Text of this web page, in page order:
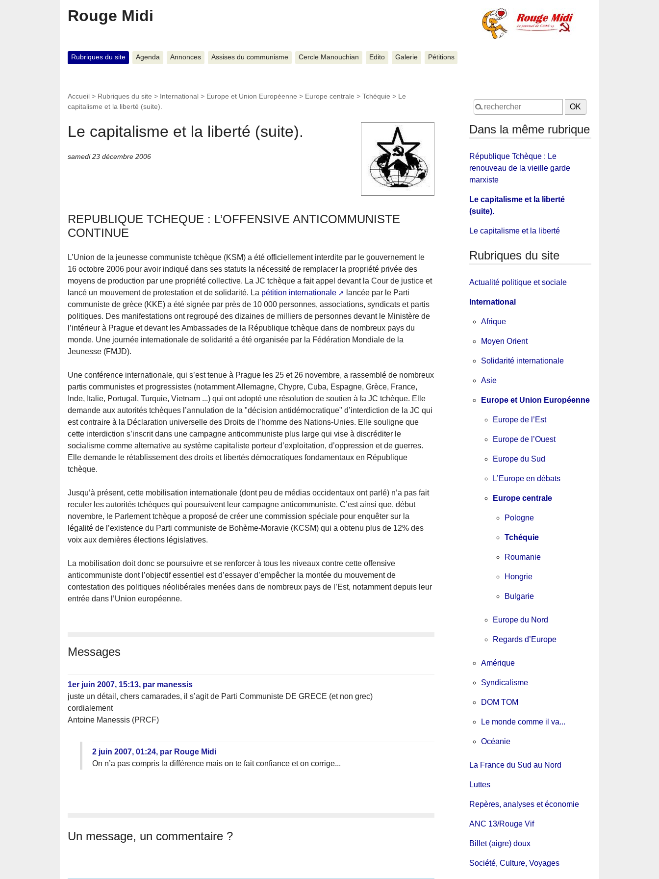
Rouge Midi
Rubriques du site Agenda Annonces Assises du communisme Cercle Manouchian Edito Galerie Pétitions
Accueil > Rubriques du site > International > Europe et Union Européenne > Europe centrale > Tchéquie > Le
capitalisme et la liberté (suite).
Le capitalisme et la liberté (suite).
samedi 23 décembre 2006
REPUBLIQUE TCHEQUE : L’OFFENSIVE ANTICOMMUNISTE
CONTINUE
L’Union de la jeunesse communiste tchèque (KSM) a été officiellement interdite par le gouvernement le
16 octobre 2006 pour avoir indiqué dans ses statuts la nécessité de remplacer la propriété privée des
moyens de production par une propriété collective. La JC tchèque a fait appel devant la Cour de justice et
lancé un mouvement de protestation et de solidarité. La pétition internationale
lancée par le Parti
communiste de grèce (KKE) a été signée par près de 10 000 personnes, associations, syndicats et partis
politiques. Des manifestations ont regroupé des dizaines de milliers de personnes devant le Ministère de
l’intérieur à Prague et devant les Ambassades de la République tchèque dans de nombreux pays du
monde. Une journée internationale de solidarité a été organisée par la Fédération Mondiale de la
Jeunesse (FMJD).
Une conférence internationale, qui s’est tenue à Prague les 25 et 26 novembre, a rassemblé de nombreux
partis communistes et progressistes (notamment Allemagne, Chypre, Cuba, Espagne, Grèce, France,
Inde, Italie, Portugal, Turquie, Vietnam ...) qui ont adopté une résolution de soutien à la JC tchèque. Elle
demande aux autorités tchèques l’annulation de la "décision antidémocratique" d’interdiction de la JC qui
est contraire à la Déclaration universelle des Droits de l’homme des Nations-Unies. Elle souligne que
cette interdiction s’inscrit dans une campagne anticommuniste plus large qui vise à discréditer le
socialisme comme alternative au système capitaliste porteur d’exploitation, d’oppression et de guerres.
Elle demande le rétablissement des droits et libertés démocratiques fondamentaux en République
tchèque.
Jusqu’à présent, cette mobilisation internationale (dont peu de médias occidentaux ont parlé) n’a pas fait
reculer les autorités tchèques qui poursuivent leur campagne anticommuniste. C’est ainsi que, début
novembre, le Parlement tchèque a proposé de créer une commission spéciale pour enquêter sur la
légalité de l’existence du Parti communiste de Bohème-Moravie (KCSM) qui a obtenu plus de 12% des
voix aux dernières élections législatives.
La mobilisation doit donc se poursuivre et se renforcer à tous les niveaux contre cette offensive
anticommuniste dont l’objectif essentiel est d’essayer d’empêcher la montée du mouvement de
contestation des politiques néolibérales menées dans de nombreux pays de l’Est, notamment depuis leur
entrée dans l’Union européenne.
Messages
1er juin 2007, 15:13, par manessis
juste un détail, chers camarades, il s’agit de Parti Communiste DE GRECE (et non grec)
cordialement
Antoine Manessis (PRCF)
2 juin 2007, 01:24, par Rouge Midi
On n’a pas compris la différence mais on te fait confiance et on corrige...
Un message, un commentaire ?
Dans la même rubrique
République Tchèque : Le
renouveau de la vieille garde
marxiste
Le capitalisme et la liberté
(suite).
Le capitalisme et la liberté
Rubriques du site
Actualité politique et sociale
International
Afrique
Moyen Orient
Solidarité internationale
Asie
Europe et Union Européenne
Europe de l’Est
Europe de l’Ouest
Europe du Sud
L’Europe en débats
Europe centrale
Pologne
Tchéquie
Roumanie
Hongrie
Bulgarie
Europe du Nord
Regards d’Europe
Amérique
Syndicalisme
DOM TOM
Le monde comme il va...
Océanie
La France du Sud au Nord
Luttes
Repères, analyses et économie
ANC 13/Rouge Vif
Billet (aigre) doux
Société, Culture, Voyages